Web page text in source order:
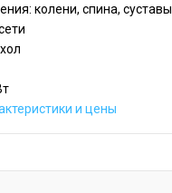
колени, спина, суставы
и цены